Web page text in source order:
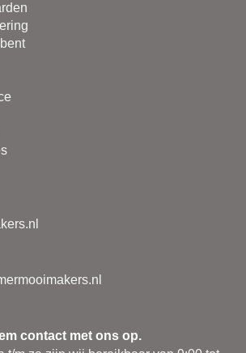
contact met ons op.